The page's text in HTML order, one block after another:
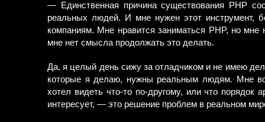
— Единственная причина существования PHP
реальных людей. И мне нужен этот инструмент,
компаниям. Мне нравится заниматься PHP, но
мне нет смысла продолжать это делать.
Да, я целый день сижу за отладчиком и не имею
которые я делаю, нужны реальным людям. Мне
хотел видеть что-то по-другому, или что
интересует, — это решение проблем в реальном